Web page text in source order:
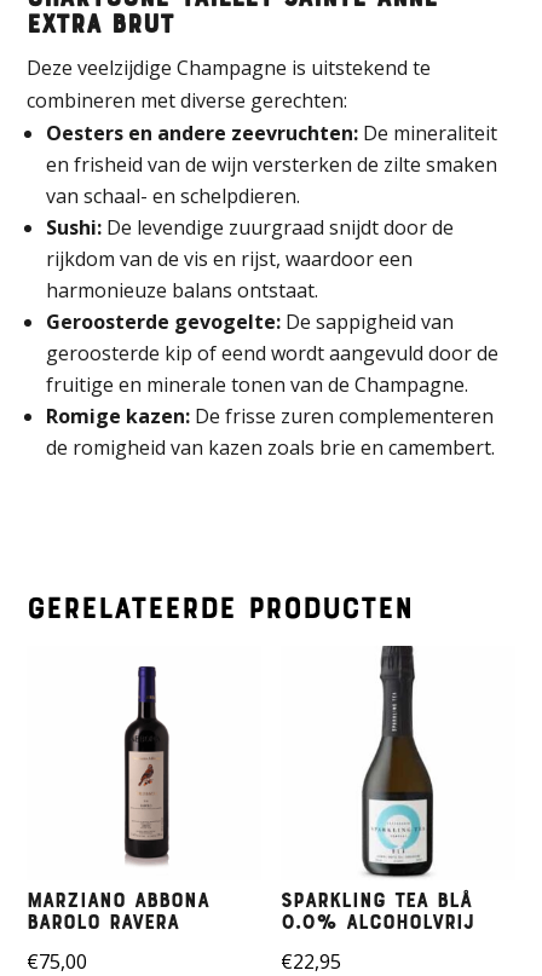
Extra Brut
Deze veelzijdige Champagne is uitstekend te
combineren met diverse gerechten:
Oesters en andere zeevruchten: De mineraliteit
en frisheid van de wijn versterken de zilte smaken
van schaal- en schelpdieren.
Sushi: De levendige zuurgraad snijdt door de
rijkdom van de vis en rijst, waardoor een
harmonieuze balans ontstaat.
Geroosterde gevogelte: De sappigheid van
geroosterde kip of eend wordt aangevuld door de
fruitige en minerale tonen van de Champagne.
Romige kazen: De frisse zuren complementeren
de romigheid van kazen zoals brie en camembert.
Gerelateerde producten
Marziano Abbona
Barolo Ravera
€75,00
Sparkling Tea BLÅ
0.0% ALCOHOLVRIJ
€22,95